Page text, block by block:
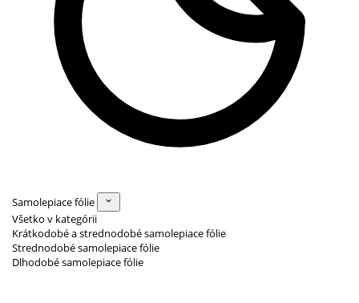
Samolepiace fólie
Všetko v kategórii
Krátkodobé a strednodobé samolepiace fólie
Strednodobé samolepiace fólie
Dlhodobé samolepiace fólie